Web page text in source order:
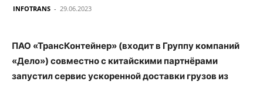
INFOTRANS - 29.06.2023
ПАО «ТрансКонтейнер» (входит в Группу компаний
«Дело») совместно с китайскими партнёрами
запустил сервис ускоренной доставки грузов из